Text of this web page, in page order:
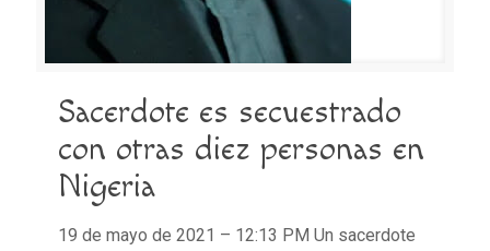
Sacerdote es secuestrado
con otras diez personas en
Nigeria
19 de mayo de 2021 – 12:13 PM Un sacerdote